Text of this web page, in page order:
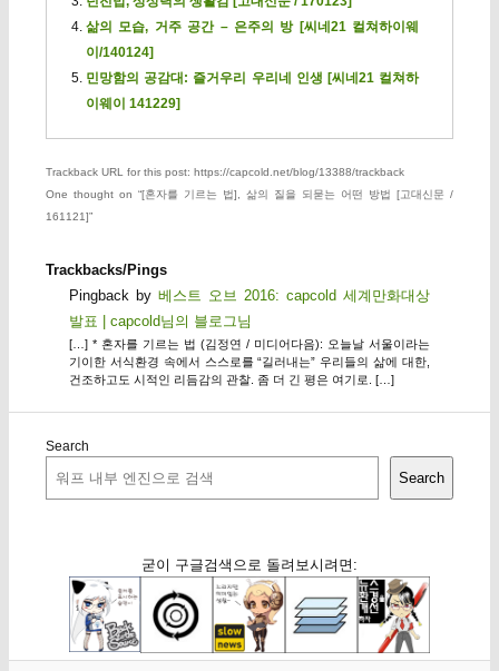
삶의 모습, 거주 공간 – 은주의 방 [씨네21 컬쳐하이웨
이/140124]
민망함의 공감대: 즐거우리 우리네 인생 [씨네21 컬쳐하
이웨이 141229]
Trackback URL for this post: https://capcold.net/blog/13388/trackback
One thought on “[혼자를 기르는 법], 삶의 질을 되묻는 어떤 방법 [고대신문 /
161121]”
Trackbacks/Pings
Pingback by 베스트 오브 2016: capcold 세계만화대상
발표 | capcold님의 블로그님
[…] * 혼자를 기르는 법 (김정연 / 미디어다음): 오늘날 서울이라는
기이한 서식환경 속에서 스스로를 “길러내는” 우리들의 삶에 대한,
건조하고도 시적인 리듬감의 관찰. 좀 더 긴 평은 여기로. […]
Search
Search
굳이 구글검색으로 돌려보시려면: